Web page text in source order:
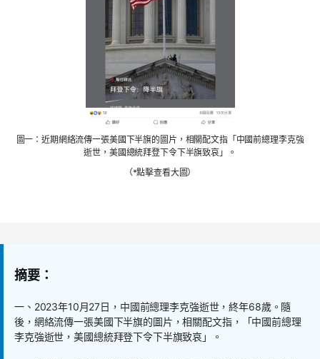
圖一：近期網絡流傳一張美國下半旗的圖片，相關配文指「中國前總理李克強
逝世，美國總統拜登下令下半旗致哀」。
（*點擊查看大圖）
摘要：
一、2023年10月27日，中國前總理李克強逝世，終年68歲。隨
後，網絡流傳一張美國下半旗的圖片，相關配文指，「中國前總理
李克強逝世，美國總統拜登下令下半旗致哀」。